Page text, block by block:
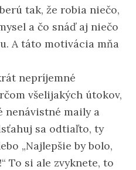
tak, že robia niečo,
a čo snáď aj niečo
A táto motivácia mňa
nepríjemné
všelijakých útokov,
nenávistné maily a
sa odtiaľto, ty
„Najlepšie by bolo,
To si ale zvyknete, to